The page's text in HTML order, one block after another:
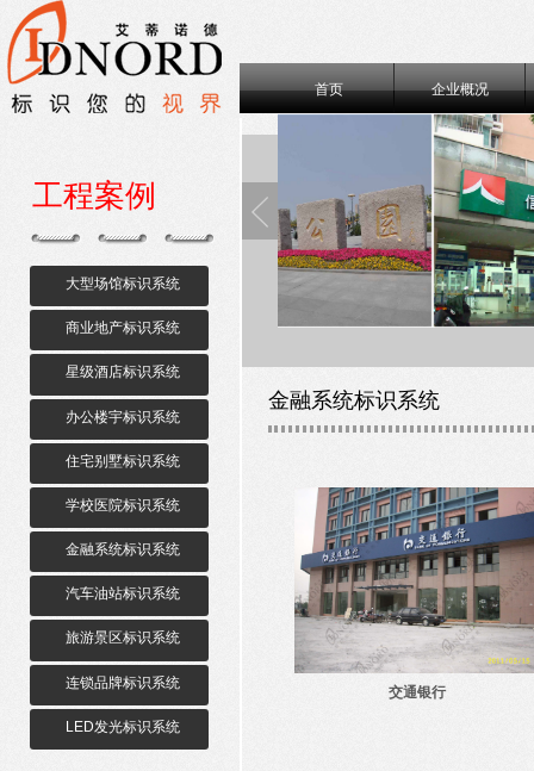
首页 企业概况
工程案例
大型场馆标识系统
商业地产标识系统
星级酒店标识系统
办公楼宇标识系统
住宅别墅标识系统
学校医院标识系统
金融系统标识系统
汽车油站标识系统
旅游景区标识系统
连锁品牌标识系统
LED发光标识系统
金融系统标识系统
交通银行